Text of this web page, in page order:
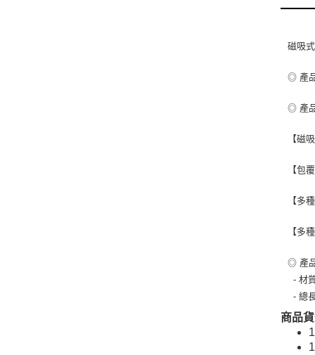
磁吸
◎ 產
◎ 產
【磁
【包
【多
【多
◎ 產
- 材
- 總
商品